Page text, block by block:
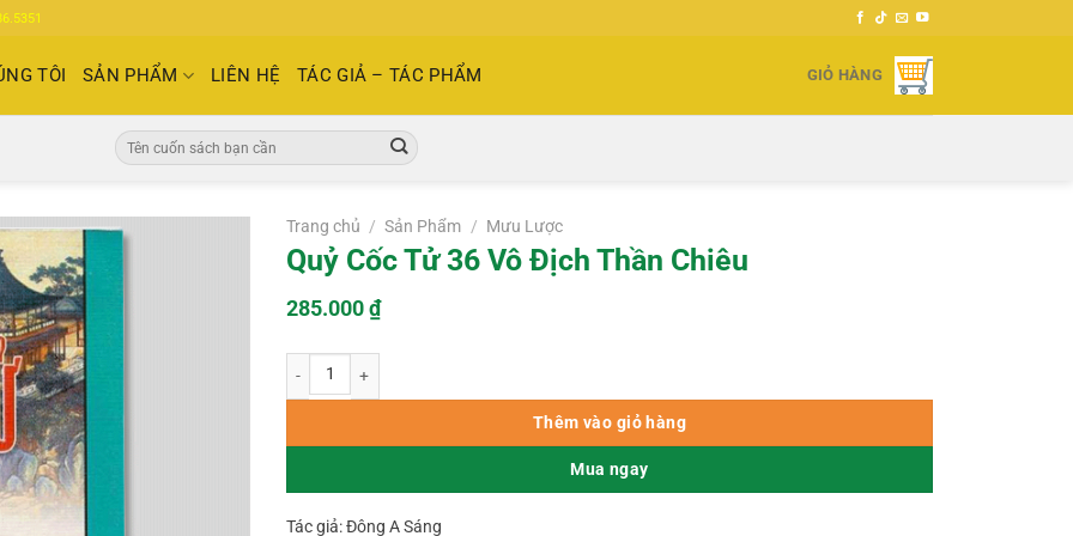
TÔI SẢN PHẨM LIÊN HỆ TÁC GIẢ – TÁC PHẨM GIỎ HÀNG
Tìm
kiếm:
Trang chủ / Sản Phẩm / Mưu Lược
Quỷ Cốc Tử 36 Vô Địch Thần Chiêu
285.000₫
Thêm vào giỏ hàng
Mua ngay
Tác giả: Đông A Sáng